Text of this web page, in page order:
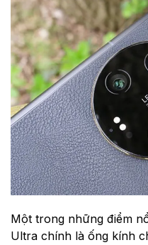
Một trong những điểm
Ultra chính là ống kính